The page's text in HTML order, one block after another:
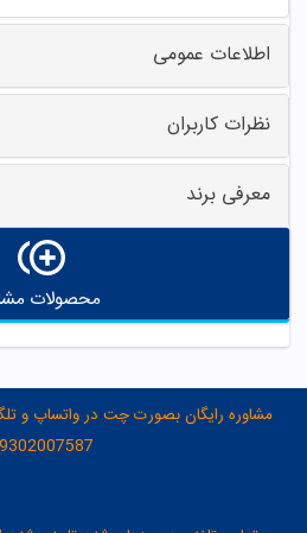
اطلاعات عمومی
نظرات کاربران
معرفی برند
محصولات